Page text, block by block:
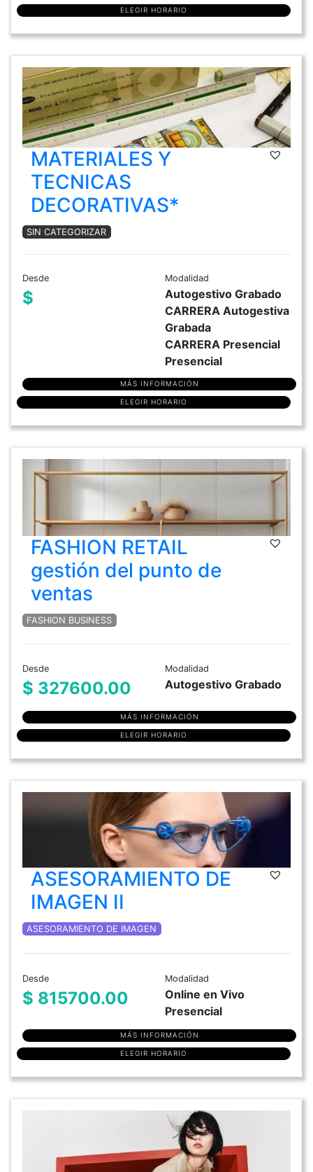
ELEGIR HORARIO
MATERIALES Y
TECNICAS
DECORATIVAS*
SIN CATEGORIZAR
Desde
$
Modalidad
Autogestivo Grabado
CARRERA Autogestiva
Grabada
CARRERA Presencial
Presencial
MÁS INFORMACIÓN
ELEGIR HORARIO
FASHION RETAIL
gestión del punto de
ventas
FASHION BUSINESS
Desde
$ 327600.00
Modalidad
Autogestivo Grabado
MÁS INFORMACIÓN
ELEGIR HORARIO
ASESORAMIENTO DE
IMAGEN II
ASESORAMIENTO DE IMAGEN
Desde
$ 815700.00
Modalidad
Online en Vivo
Presencial
MÁS INFORMACIÓN
ELEGIR HORARIO